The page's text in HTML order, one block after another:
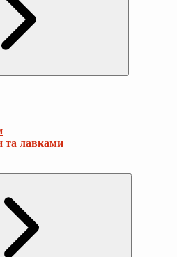
та лавками